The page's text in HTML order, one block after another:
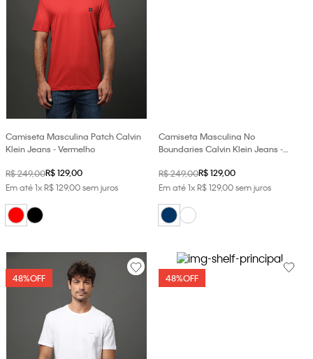
Camiseta Masculina Patch Calvin
Klein Jeans - Vermelho
R$249,00R$129,00
Em até1xR$129,00sem juros
Camiseta Masculina No
Boundaries Calvin Klein Jeans -
R$249,00R$129,00
Em até1xR$129,00sem juros
48%OFF 48%OFF